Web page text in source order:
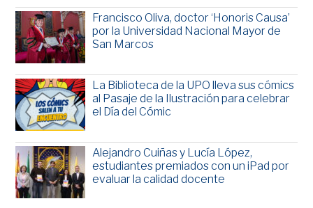
Francisco Oliva, doctor ‘Honoris Causa’
por la Universidad Nacional Mayor de
San Marcos
La Biblioteca de la UPO lleva sus cómics
al Pasaje de la Ilustración para celebrar
el Día del Cómic
Alejandro Cuiñas y Lucía López,
estudiantes premiados con un iPad por
evaluar la calidad docente